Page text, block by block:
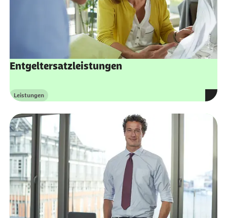
Entgeltersatzleistungen
Kategorie
Leistungen